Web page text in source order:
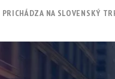
NA SLOVENSKÝ